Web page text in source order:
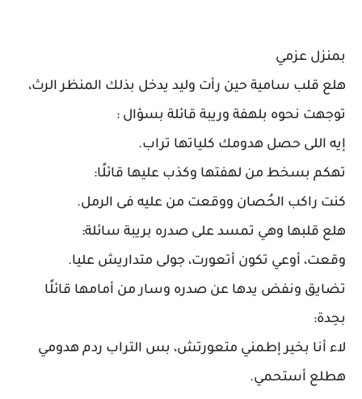
بمنزل عزمي
هلع قلب سامية حين رأت وليد يدخل بذلك المنظر الرث،
توجهت نحوه بلهفة وريبة قائلة بسؤال :
إيه اللى حصل هدومك كلياتها تراب.
تهكم بسخط من لهفتها وكذب عليها قائلًا:
كنت راكب الحُصان ووقعت من عليه فى الرمل.
هلع قلبها وهي تمسد على صدره بريبة سائلة:
وقعت، أوعي تكون أتعورت، جولى متداريش عليا.
تضايق ونفض يدها عن صدره وسار من أمامها قائلًا
بحِدة:
لاء أنا بخير إطمني متعورتش، بس التراب ردم هدومي
هطلع أستحمي.